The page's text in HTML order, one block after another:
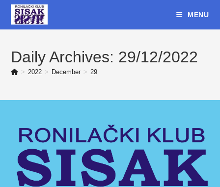
Skip
content
MENU
Daily Archives: 29/12/2022
> 2022 > December > 29